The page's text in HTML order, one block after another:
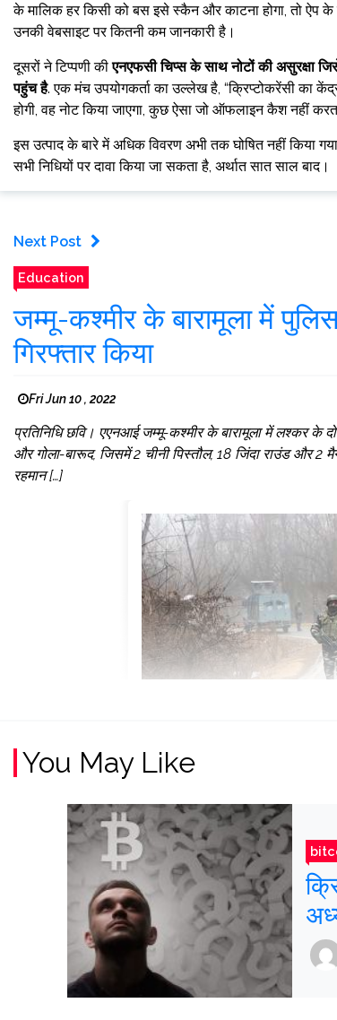
के मालिक हर किसी को बस इसे स्कैन और काटना होगा, तो ऐप के
उनकी वेबसाइट पर कितनी कम जानकारी है।
दूसरों ने टिप्पणी कीएनएफसी चिप्स के साथ नोटों की असुरक्षा
पहुंच है. एक मंच उपयोगकर्ता का उल्लेख है, “क्रिप्टोकरेंसी का
होगी, वह नोट किया जाएगा, कुछ ऐसा जो ऑफलाइन कैश नहीं
इस उत्पाद के बारे में अधिक विवरण अभी तक घोषित नहीं किया
सभी निधियों पर दावा किया जा सकता है, अर्थात सात साल बाद।
Next Post
Education
जम्मू-कश्मीर के बारामूला में
गिरफ्तार किया
Fri Jun 10 , 2022
प्रतिनिधि छवि। एएनआई जम्मू-कश्मीर के बारामूला में लश्कर के
और गोला-बारूद, जिसमें 2 चीनी पिस्तौल, 18 जिंदा राउंड और 2
रहमान […]
You May Like